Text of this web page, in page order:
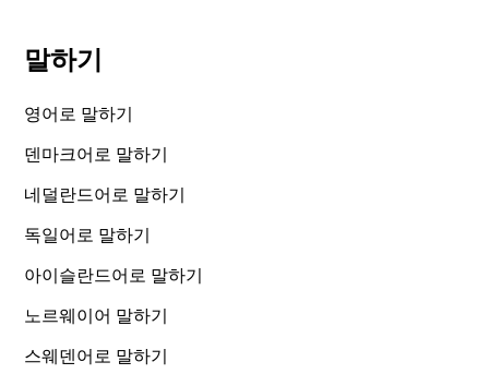
말하기
영어로 말하기
덴마크어로 말하기
네덜란드어로 말하기
독일어로 말하기
아이슬란드어로 말하기
노르웨이어 말하기
스웨덴어로 말하기